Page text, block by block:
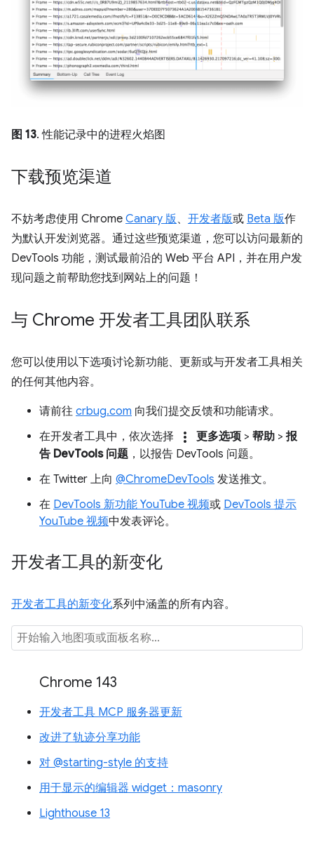
图 13. 性能记录中的进程火焰图
下载预览渠道
不妨考虑使用 Chrome Canary 版 、 开发者版或 Beta 版作
为默认开发浏览器。通过这些预览渠道，您可以访问最新的
DevTools 功能，测试最前沿的 Web 平台 API，并在用户发
现问题之前帮助您找到网站上的问题！
与 Chrome 开发者工具团队联系
您可以使用以下选项讨论新功能、更新或与开发者工具相关
的任何其他内容。
请前往 crbug.com 向我们提交反馈和功能请求。
在开发者工具中，依次选择
more_vert 更多选项 > 帮助 > 报
告 DevTools 问题 ，以报告 DevTools 问题。
在 Twitter 上向 @ChromeDevTools 发送推文。
在 DevTools 新功能 YouTube 视频或 DevTools 提示
YouTube 视频中发表评论。
开发者工具的新变化
开发者工具的新变化系列中涵盖的所有内容。
Chrome 143
开发者工具 MCP 服务器更新
改进了轨迹分享功能
对 @starting-style 的支持
用于显示的编辑器 widget：masonry
Lighthouse 13